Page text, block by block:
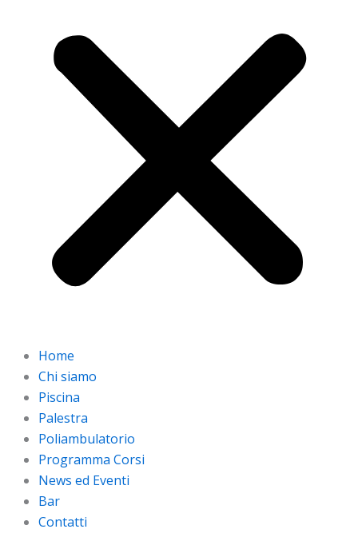
Home
Chi siamo
Piscina
Palestra
Poliambulatorio
Programma Corsi
News ed Eventi
Bar
Contatti